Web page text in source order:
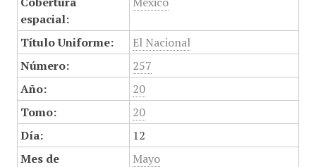
espacial:
Título Uniforme:
El Nacional
Número:
257
Año:
20
Tomo:
20
Día:
12
Mes de
Mayo